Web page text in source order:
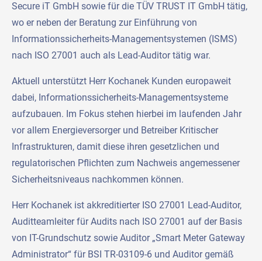
Secure iT GmbH sowie für die TÜV TRUST IT GmbH tätig,
wo er neben der Beratung zur Einführung von
Informationssicherheits-Managementsystemen (ISMS)
nach ISO 27001 auch als Lead-Auditor tätig war.
Aktuell unterstützt Herr Kochanek Kunden europaweit
dabei, Informationssicherheits-Managementsysteme
aufzubauen. Im Fokus stehen hierbei im laufenden Jahr
vor allem Energieversorger und Betreiber Kritischer
Infrastrukturen, damit diese ihren gesetzlichen und
regulatorischen Pflichten zum Nachweis angemessener
Sicherheitsniveaus nachkommen können.
Herr Kochanek ist akkreditierter ISO 27001 Lead-Auditor,
Auditteamleiter für Audits nach ISO 27001 auf der Basis
von IT-Grundschutz sowie Auditor „Smart Meter Gateway
Administrator“ für BSI TR-03109-6 und Auditor gemäß